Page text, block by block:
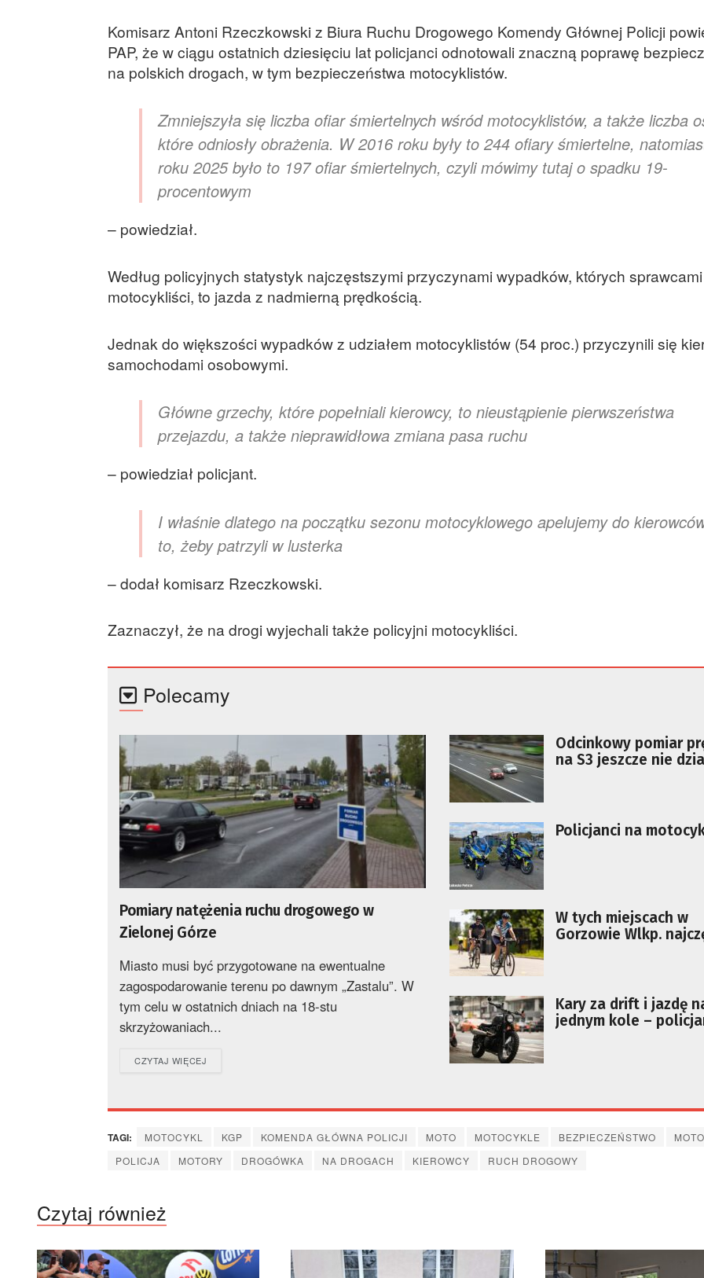
Komisarz Antoni Rzeczkowski z Biura Ruchu Drogowego Komendy Głównej Policji
PAP, że w ciągu ostatnich dziesięciu lat policjanci odnotowali znaczną poprawę
na polskich drogach, w tym bezpieczeństwa motocyklistów.
Zmniejszyła się liczba ofiar śmiertelnych wśród motocyklistów, a także liczba
które odniosły obrażenia. W 2016 roku były to 244 ofiary śmiertelne,
roku 2025 było to 197 ofiar śmiertelnych, czyli mówimy tutaj o spadku 19-
procentowym
– powiedział.
Według policyjnych statystyk najczęstszymi przyczynami wypadków, których
motocykliści, to jazda z nadmierną prędkością.
Jednak do większości wypadków z udziałem motocyklistów (54 proc.) przyczynili się
samochodami osobowymi.
Główne grzechy, które popełniali kierowcy, to nieustąpienie pierwszeństwa
przejazdu, a także nieprawidłowa zmiana pasa ruchu
– powiedział policjant.
I właśnie dlatego na początku sezonu motocyklowego apelujemy do
to, żeby patrzyli w lusterka
– dodał komisarz Rzeczkowski.
Zaznaczył, że na drogi wyjechali także policyjni motocykliści.
Polecamy
Pomiary natężenia ruchu drogowego w
Zielonej Górze
Miasto musi być przygotowane na ewentualne
zagospodarowanie terenu po dawnym „Zastalu”. W
tym celu w ostatnich dniach na 18-stu
skrzyżowaniach...
CZYTAJ WIĘCEJ
Odcinkowy pomiar
na S3 jeszcze nie
Policjanci na
W tych miejscach w
Gorzowie Wlkp.
Kary za drift i jazdę
jednym kole –
TAGI: MOTOCYKL KGP KOMENDA GŁÓWNA POLICJI MOTO MOTOCYKLE BEZPIECZEŃSTWO
POLICJA
MOTORY DROGÓWKA NA DROGACH KIEROWCY RUCH DROGOWY
Czytaj również